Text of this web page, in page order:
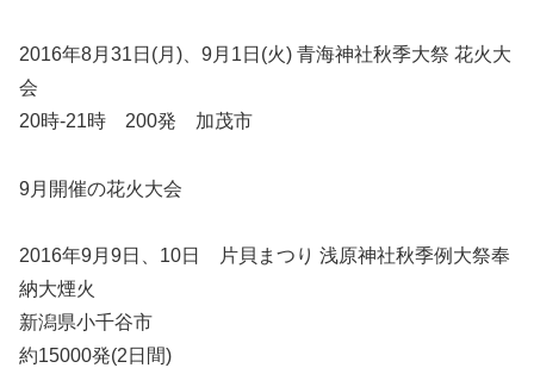
2016年8月31日(月)、9月1日(火) 青海神社秋季大祭 花火大
会
20時-21時 200発 加茂市
9月開催の花火大会
2016年9月9日、10日 片貝まつり 浅原神社秋季例大祭奉
納大煙火
新潟県小千谷市
約15000発(2日間)